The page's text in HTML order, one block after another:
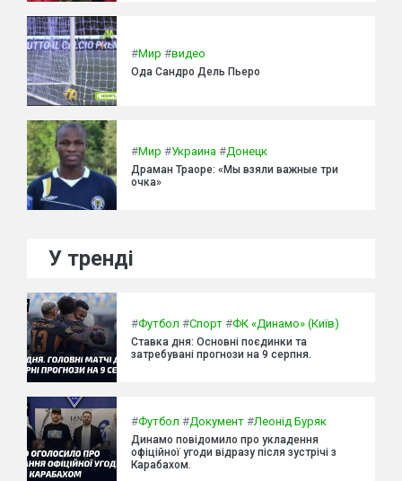
#Мир #видео
Ода Сандро Дель Пьеро
#Мир #Украина #Донецк
Драман Траоре: «Мы взяли важные три
очка»
У тренді
#Футбол #Спорт #ФК «Динамо» (Київ)
Ставка дня: Основні поєдинки та
затребувані прогнози на 9 серпня.
#Футбол #Документ #Леонід Буряк
Динамо повідомило про укладення
офіційної угоди відразу після зустрічі з
Карабахом.